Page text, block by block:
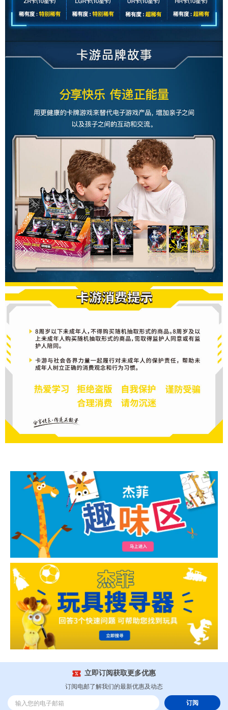
立即订阅获取更多优惠
订阅电邮了解我们的最新优惠及动态
订阅